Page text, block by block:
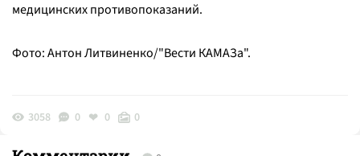
медицинских противопоказаний.
Фото: Антон Литвиненко/"Вести КАМАЗа".
3058 0 0 0